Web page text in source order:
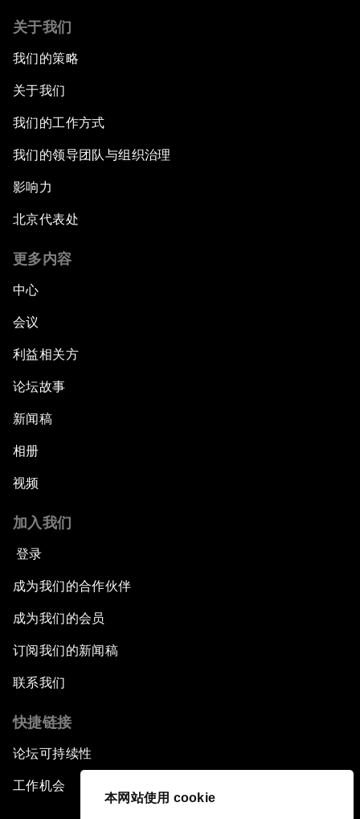
本网站使用 cookie
关于我们
我们的策略
关于我们
我们的工作方式
我们的领导团队与组织治理
影响力
北京代表处
更多内容
中心
会议
利益相关方
论坛故事
新闻稿
相册
视频
加入我们
登录
成为我们的合作伙伴
成为我们的会员
订阅我们的新闻稿
联系我们
快捷链接
论坛可持续性
工作机会